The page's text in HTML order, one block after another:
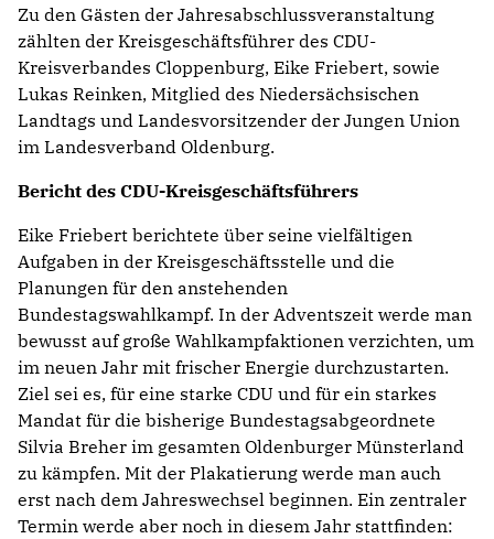
Zu den Gästen der Jahresabschlussveranstaltung
zählten der Kreisgeschäftsführer des CDU-
Kreisverbandes Cloppenburg, Eike Friebert, sowie
Lukas Reinken, Mitglied des Niedersächsischen
Landtags und Landesvorsitzender der Jungen Union
im Landesverband Oldenburg.
Bericht des CDU-Kreisgeschäftsführers
Eike Friebert berichtete über seine vielfältigen
Aufgaben in der Kreisgeschäftsstelle und die
Planungen für den anstehenden
Bundestagswahlkampf. In der Adventszeit werde man
bewusst auf große Wahlkampfaktionen verzichten, um
im neuen Jahr mit frischer Energie durchzustarten.
Ziel sei es, für eine starke CDU und für ein starkes
Mandat für die bisherige Bundestagsabgeordnete
Silvia Breher im gesamten Oldenburger Münsterland
zu kämpfen. Mit der Plakatierung werde man auch
erst nach dem Jahreswechsel beginnen. Ein zentraler
Termin werde aber noch in diesem Jahr stattfinden: